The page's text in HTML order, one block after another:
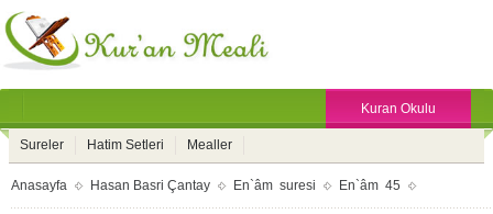
Kuran Okulu
Sureler Hatim Setleri Mealler
Anasayfa Hasan Basri Çantay En`âm suresi En`âm 45